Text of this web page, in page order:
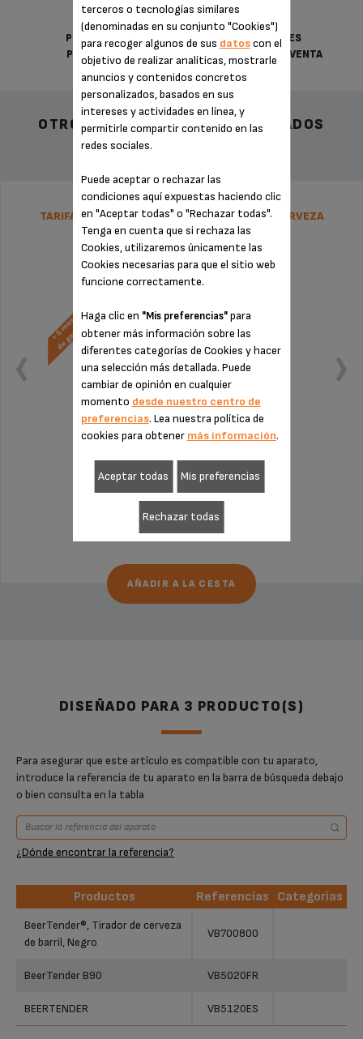
POLÍTICA DE
PRIVACIDAD
CONDICIONES
GENERALES DE VENTA
OTROS ACCESORIOS RECOMENDADOS
TARIFA PLANA DE REPARACIÓN TIRADOR DE CERVEZA
KRUPS
¡Extensión de la garantía de 6 meses!
69,99 €
AÑADIR A LA CESTA
DISEÑADO PARA 3 PRODUCTO(S)
Para asegurar que este artículo es compatible con tu aparato,
introduce la referencia de tu aparato en la barra de búsqueda debajo
o bien consulta en la tabla
¿Dónde encontrar la referencia?
Productos Referencias
Categorias
Productos
BeerTender®, Tirador de cerveza
de barril, Negro
VB700800
BeerTender B90 VB5020FR
BEERTENDER VB5120ES
terceros o tecnologías similares
(denominadas en su conjunto "Cookies")
para recoger algunos de sus datoscon el
objetivo de realizar analíticas, mostrarle
anuncios y contenidos concretos
personalizados, basados en sus
intereses y actividades en línea, y
permitirle compartir contenido en las
redes sociales.
Puede aceptar o rechazar las
condiciones aquí expuestas haciendo clic
en "Aceptar todas" o "Rechazar todas".
Tenga en cuenta que si rechaza las
Cookies, utilizaremos únicamente las
Cookies necesarias para que el sitio web
funcione correctamente.
Haga clic en "Mis preferencias"para
obtener más información sobre las
diferentes categorías de Cookies y hacer
una selección más detallada. Puede
cambiar de opinión en cualquier
momento desde nuestro centro de
preferencias. Lea nuestra política de
cookies para obtener más información.
Aceptar todas Mis preferencias
Rechazar todas